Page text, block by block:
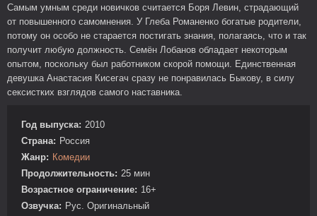
Самым умным среди новичков считается Боря Левин, страдающий
от повышенного самомнения. У Глеба Романенко богатые родители,
потому он особо не старается постигать знания, полагаясь, что и так
получит любую должность. Семён Лобанов обладает некоторым
опытом, поскольку был работником скорой помощи. Единственная
девушка Анастасия Кисегач сразу не понравилась Быкову, в силу
сексистких взглядов самого наставника.
Год выпуска: 2010
Страна: Россия
Жанр: Комедии
Продолжительность: 25 мин
Возрастное ограничение: 16+
Озвучка: Рус. Оригинальный